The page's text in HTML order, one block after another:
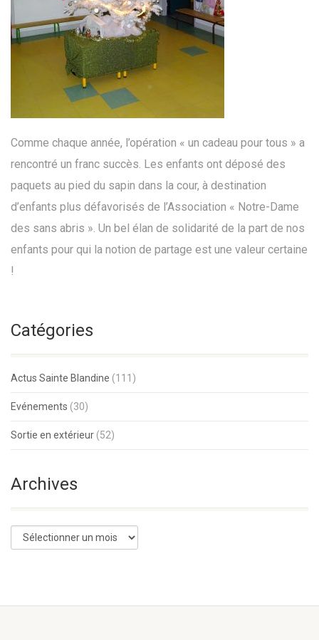
Comme chaque année, l’opération « un cadeau pour tous » a
rencontré un franc succès. Les enfants ont déposé des
paquets au pied du sapin dans la cour, à destination
d’enfants plus défavorisés de l’Association « Notre-Dame
des sans abris ». Un bel élan de solidarité de la part de nos
enfants pour qui la notion de partage est une valeur certaine
!
Catégories
Actus Sainte Blandine (111)
Evénements (30)
Sortie en extérieur (52)
Archives